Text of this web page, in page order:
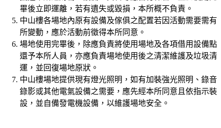
畢後立即運離，若有遺失或毀損，本所概不負責。
中山樓各場地內原有設備及傢俱之配置若因活動需要需有
所變動，應於活動前徵得本所同意。
場地使用完畢後，除應負責將使用場地及各項借用設備點
還予本所人員，亦應負責場地使用後之清潔維護及垃圾清
運，並回復場地原狀。
中山樓場地提供現有燈光照明，如有加裝強光照明、錄音
錄影或其他電氣設備之需要，應先經本所同意且依指示裝
設，並自備發電機設備，以維護場地安全。